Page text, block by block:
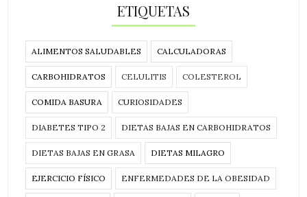
ETIQUETAS
ALIMENTOS SALUDABLES CALCULADORAS
CARBOHIDRATOS CELULITIS COLESTEROL
COMIDA BASURA CURIOSIDADES
DIABETES TIPO 2 DIETAS BAJAS EN CARBOHIDRATOS
DIETAS BAJAS EN GRASA DIETAS MILAGRO
EJERCICIO FÍSICO ENFERMEDADES DE LA OBESIDAD